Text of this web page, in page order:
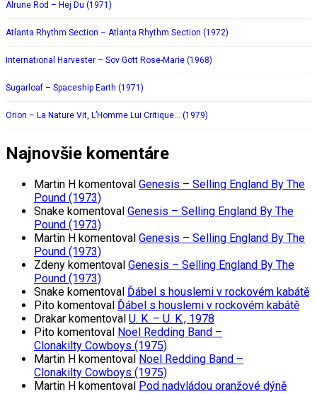
Alrune Rod – Hej Du (1971)
Atlanta Rhythm Section – Atlanta Rhythm Section (1972)
International Harvester – Sov Gott Rose-Marie (1968)
Sugarloaf – Spaceship Earth (1971)
Orion – La Nature Vit, L’Homme Lui Critique… (1979)
Najnovšie komentáre
Martin H komentoval Genesis – Selling England By The
Pound (1973)
Snake komentoval Genesis – Selling England By The
Pound (1973)
Martin H komentoval Genesis – Selling England By The
Pound (1973)
Zdeny komentoval Genesis – Selling England By The
Pound (1973)
Snake komentoval Ďábel s houslemi v rockovém kabátě
Pito komentoval Ďábel s houslemi v rockovém kabátě
Drakar komentoval U. K. – U. K., 1978
Pito komentoval Noel Redding Band –
Clonakilty Cowboys (1975)
Martin H komentoval Noel Redding Band –
Clonakilty Cowboys (1975)
Martin H komentoval Pod nadvládou oranžové dýně